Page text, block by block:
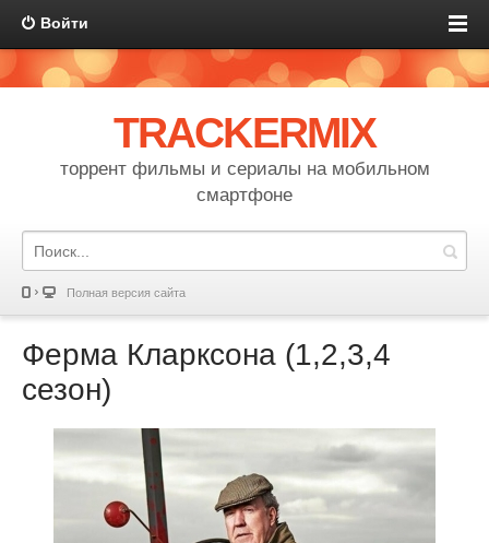
Войти
TRACKERMIX
торрент фильмы и сериалы на мобильном
смартфоне
Полная версия сайта
Ферма Кларксона (1,2,3,4
сезон)